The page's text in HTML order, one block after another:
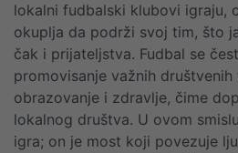
lokalni fudbalski klubovi igraju,
okuplja da podrži svoj tim, što
čak i prijateljstva. Fudbal se
promovisanje važnih
obrazovanje i zdravlje, čime
lokalnog društva. U ovom
igra; on je most koji povezuje